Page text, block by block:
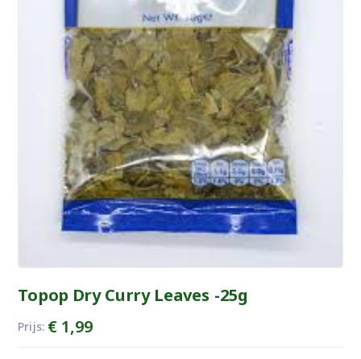
Topop Dry Curry Leaves -25g
Prijs: €1,99